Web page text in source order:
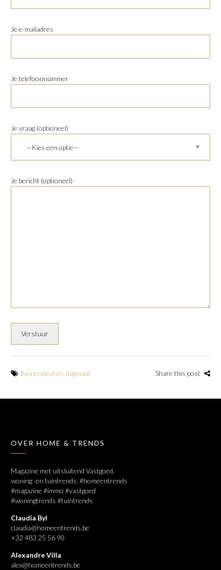
Je e-mailadres
Je telefoonnummer
Je vraag (optioneel)
Je bericht (optioneel)
Binnendeuren ,dagmaat Share this post
OVER HOME & TRENDS
Magazine met uitsluitend Vastgoed,
woning -en tuintrends. #homeentrends
#magazine #immo #vastgoed
#woningtrends #tuintrends
Claudia Byl
claudia@homeentrends.be
+32 483 25 56 90
Alexandre Villa
alex@homeentrends.be